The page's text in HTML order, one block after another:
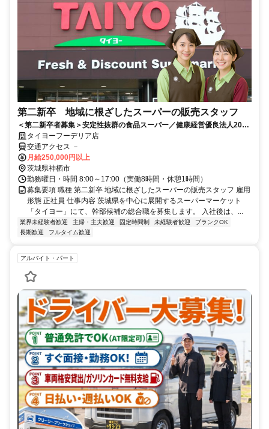
第二新卒 地域に根ざしたスーパーの販売スタッフ
＜第二新卒者募集＞安定性抜群の食品スーパー／健康経営優良法人2026
認定／福利厚生充実／賞与年2回
タイヨーフーデリア店
交通アクセス －
月給250,000円以上
茨城県神栖市
勤務曜日・時間 8:00～17:00（実働8時間・休憩1時間）
募集要項 職種 第二新卒 地域に根ざしたスーパーの販売スタッフ 雇用
形態 正社員 仕事内容 茨城県を中心に展開するスーパーマーケット
「タイヨー」にて、幹部候補の総合職を募集します。 入社後は、...
業界未経験者歓迎 主婦・主夫歓迎 固定時間制 未経験者歓迎
ブランクOK
長期歓迎
フルタイム歓迎
アルバイト・パート